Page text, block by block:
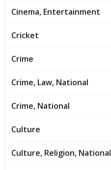
Cinema, Entertainment
Cricket
Crime
Crime, Law, National
Crime, National
Culture
Culture, Religion, National